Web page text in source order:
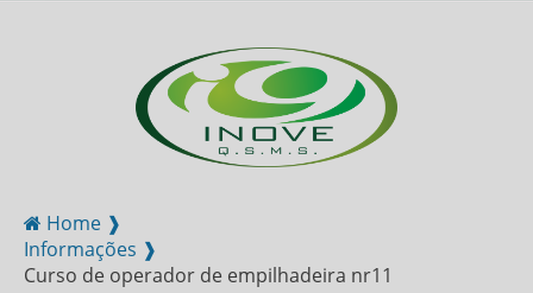
Home ❱
Informações ❱
Curso de operador de empilhadeira nr11